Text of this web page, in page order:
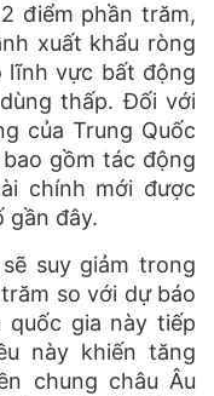
điểm phần trăm,
xuất khẩu ròng
lĩnh vực bất động
thấp. Đối với
của Trung Quốc
gồm tác động
chính mới được
gần đây.
suy giảm trong
so với dự báo
gia này tiếp
này khiến tăng
chung châu Âu